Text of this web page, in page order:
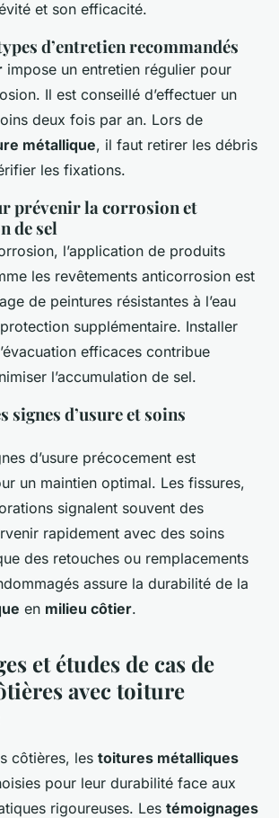
et son efficacité.
d’entretien recommandés
impose un entretien régulier pour
Il est conseillé d’effectuer un
deux fois par an. Lors de
métallique, il faut retirer les débris
les fixations.
prévenir la corrosion et
de sel
l’application de produits
les revêtements anticorrosion est
de peintures résistantes à l’eau
supplémentaire. Installer
efficaces contribue
l’accumulation de sel.
signes d’usure et soins
d’usure précocement est
un maintien optimal. Les fissures,
signalent souvent des
rapidement avec des soins
des retouches ou remplacements
assure la durabilité de la
en milieu côtier.
et études de cas de
avec toiture
côtières, les toitures métalliques
pour leur durabilité face aux
rigoureuses. Les témoignages